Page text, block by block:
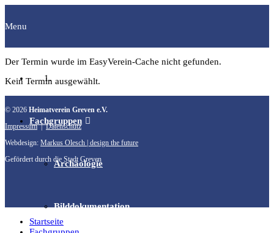
Menu
Startseite
Fachgruppen
Archäologie
Bilddokumentation
Der Termin wurde im EasyVerein-Cache nicht gefunden.
Kein Termin ausgewählt.
© 2026 Heimatverein Greven e.V.
Impressum|Datenschutz
Webdesign: Markus Olesch | design the future
Gefördert durch die Stadt Greven
Startseite